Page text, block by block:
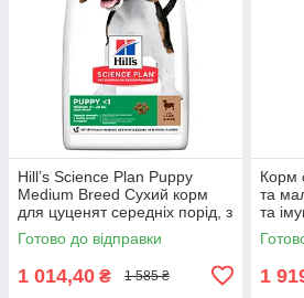
Hill’s Science Plan Puppy
Medium Breed Сухий корм
для цуценят середніх порід, з
ягням і рисом, 2,5 кг
Готово до відправки
1 014,40 ₴ 1 585 ₴
Корм
та
та
L&R
1